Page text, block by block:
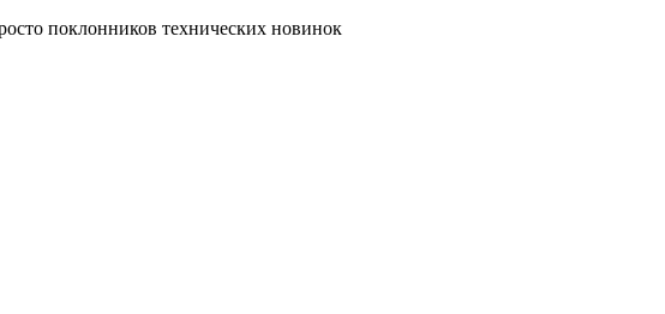
поклонников технических новинок